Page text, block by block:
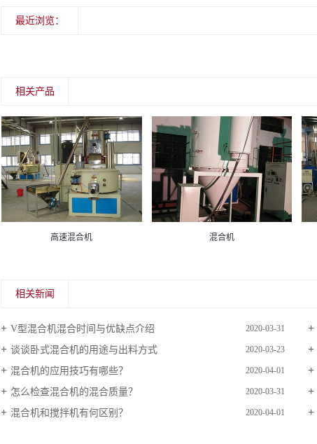
最近浏览：
相关产品
高速混合机 混合机
相关新闻
V型混合机混合时间与优缺点介绍 2020-03-31
谈谈卧式混合机的用途与出料方式 2020-03-23
混合机的应用技巧有哪些？ 2020-04-01
怎么检查混合机的混合质量？ 2020-03-31
混合机和搅拌机有何区别？ 2020-04-01